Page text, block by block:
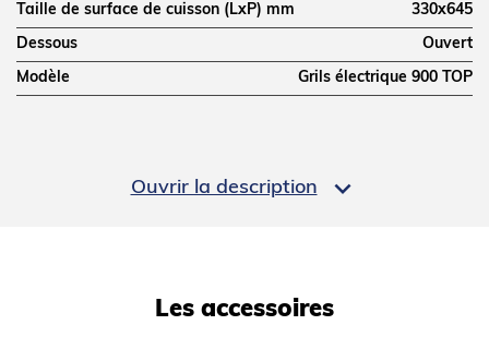
Ouvrir la description 
Taille de surface de cuisson (LxP) mm 330x645
Dessous Ouvert
Modèle Grils électrique 900 TOP
Profondeur (mm)
Les accessoires